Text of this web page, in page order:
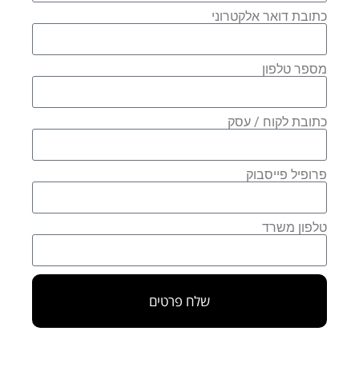
כתובת דואר אלקטרוני
מספר טלפון
כתובת לקוח / עסק
פרופיל פייסבוק
טלפון משרד
שלח פרטים